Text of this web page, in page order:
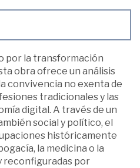
por la transformación
obra ofrece un análisis
convivencia no exenta de
tradicionales y las
digital. A través de un
social y político, el
históricamente
la medicina o la
reconfiguradas por